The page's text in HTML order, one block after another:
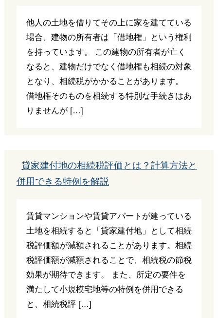
他人の土地を借りてその上に家を建てている
場合、建物の所有者は「借地権」という権利
を持っています。 この建物の所有者が亡く
なると、建物だけでなく借地権も相続の対象
となり、相続税がかかることがあります。
借地権そのものを相続する特別な手続きはあ
りませんが […]
貸家建付地の相続税評価とは？計算方法と
併用できる特例を解説
賃貸マンションや賃貸アパートが建っている
土地を相続すると「貸家建付地」として相続
税評価額が減額されることがあります。相続
税評価額が減額されることで、相続税の節税
効果が期待できます。 また、所定の要件を
満たして小規模宅地等の特例を併用できる
と、相続税評 […]